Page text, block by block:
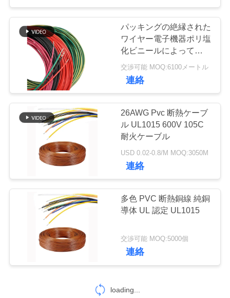
さ
用
を
な
地
シリコーン ゴムの
絶縁されたワイヤ
ー
264
ガラス繊維の編み
こみのワイヤー
60
ポリ塩化ビニール
62
パッキングの絶縁された
ワイヤー電子機器ポリ塩
化ビニールによっておお
われるケーブル、絶縁さ
れた送電線Awm1015の
内部配線
交渉可能 MOQ:6100メートル
連絡
26AWG Pvc 断熱ケーブ
ル UL1015 600V 105C
耐火ケーブル
USD 0.02-0.8/M MOQ:3050M
連絡
多色 PVC 断熱銅線 純銅
導体 UL 認定 UL1015
交渉可能 MOQ:5000個
連絡
loading...